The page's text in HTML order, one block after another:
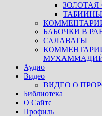
ЗОЛОТАЯ
БАБОЧКИ В
САЛАВАТЫ
Аудио
Видео
ВИДЕО О
Библиотека
О Сайте
Профиль